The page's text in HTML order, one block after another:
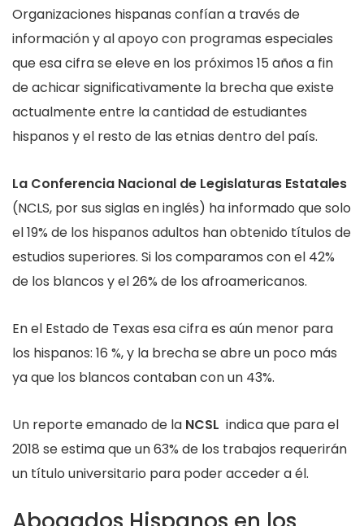
Organizaciones hispanas confían a través de
información y al apoyo con programas especiales
que esa cifra se eleve en los próximos 15 años a fin
de achicar significativamente la brecha que existe
actualmente entre la cantidad de estudiantes
hispanos y el resto de las etnias dentro del país.
La Conferencia Nacional de Legislaturas Estatales
(NCLS, por sus siglas en inglés) ha informado que solo
el 19% de los hispanos adultos han obtenido títulos de
estudios superiores. Si los comparamos con el 42%
de los blancos y el 26% de los afroamericanos.
En el Estado de Texas esa cifra es aún menor para
los hispanos: 16 %, y la brecha se abre un poco más
ya que los blancos contaban con un 43%.
Un reporte emanado de la NCSL indica que para el
2018 se estima que un 63% de los trabajos requerirán
un título universitario para poder acceder a él.